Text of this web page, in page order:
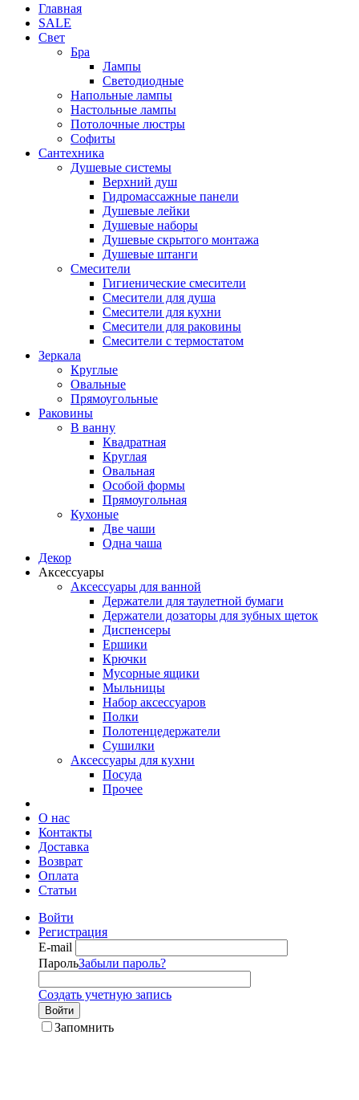
Главная
SALE
Свет
Бра
Лампы
Светодиодные
Напольные лампы
Настольные лампы
Потолочные люстры
Софиты
Сантехника
Душевые системы
Верхний душ
Гидромассажные панели
Душевые лейки
Душевые наборы
Душевые скрытого монтажа
Душевые штанги
Смесители
Гигиенические смесители
Смесители для душа
Смесители для кухни
Смесители для раковины
Смесители с термостатом
Зеркала
Круглые
Овальные
Прямоугольные
Раковины
В ванну
Квадратная
Круглая
Овальная
Особой формы
Прямоугольная
Кухоные
Две чаши
Одна чаша
Декор
Аксессуары
Аксессуары для ванной
Держатели для таулетной бумаги
Держатели дозаторы для зубных щеток
Диспенсеры
Ершики
Крючки
Мусорные ящики
Мыльницы
Набор аксессуаров
Полки
Полотенцедержатели
Сушилки
Аксессуары для кухни
Посуда
Прочее
О нас
Контакты
Доставка
Возврат
Оплата
Статьи
Войти
Регистрация
E-mail
ПарольЗабыли пароль?
Создать учетную запись
Войти
Запомнить